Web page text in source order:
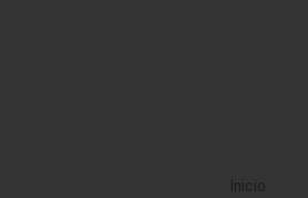
Inicio